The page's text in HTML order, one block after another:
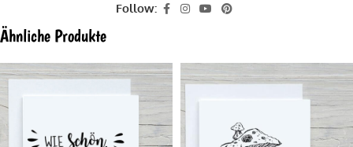
Follow:
Ähnliche Produkte